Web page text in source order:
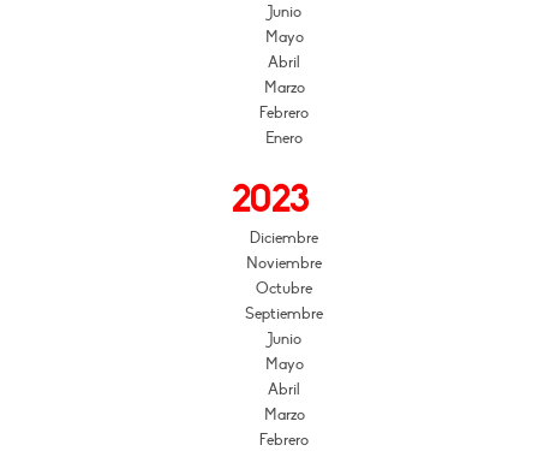
Junio
Mayo
Abril
Marzo
Febrero
Enero
2023
Diciembre
Noviembre
Octubre
Septiembre
Junio
Mayo
Abril
Marzo
Febrero